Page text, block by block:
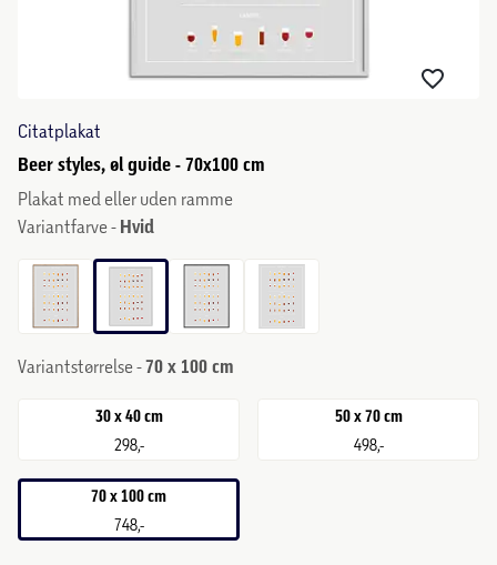
Citatplakat
Beer styles, øl guide - 70x100 cm
Plakat med eller uden ramme
Variantfarve - Hvid
Variantstørrelse -70 x 100 cm
30 x 40 cm
298,-
50 x 70 cm
498,-
70 x 100 cm
748,-